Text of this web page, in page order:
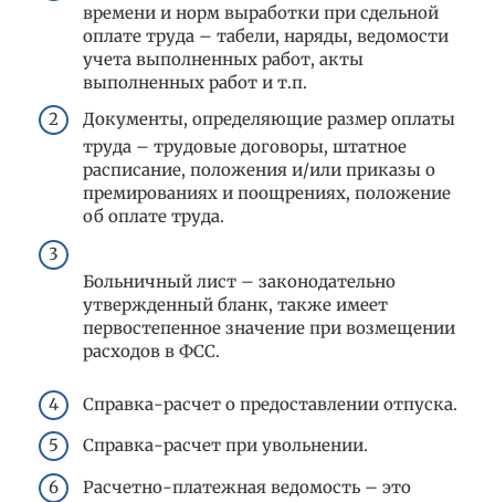
времени и норм выработки при сдельной
оплате труда – табели, наряды, ведомости
учета выполненных работ, акты
выполненных работ и т.п.
Документы, определяющие размер оплаты
труда – трудовые договоры, штатное
расписание, положения и/или приказы о
премированиях и поощрениях, положение
об оплате труда.
Больничный лист – законодательно
утвержденный бланк, также имеет
первостепенное значение при возмещении
расходов в ФСС.
Справка-расчет о предоставлении отпуска.
Справка-расчет при увольнении.
Расчетно-платежная ведомость – это